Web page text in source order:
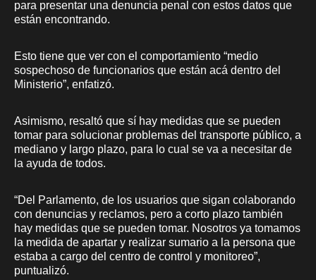
para presentar una denuncia penal con estos datos que
están encontrando.
Esto tiene que ver con el comportamiento “medio
sospechoso de funcionarios que están acá dentro del
Ministerio”, enfatizó.
Asimismo, resaltó que sí hay medidas que se pueden
tomar para solucionar problemas del transporte público, a
mediano y largo plazo, para lo cual se va a necesitar de
la ayuda de todos.
“Del Parlamento, de los usuarios que sigan colaborando
con denuncias y reclamos, pero a corto plazo también
hay medidas que se pueden tomar. Nosotros ya tomamos
la medida de apartar y realizar sumario a la persona que
estaba a cargo del centro de control y monitoreo”,
puntualizó.